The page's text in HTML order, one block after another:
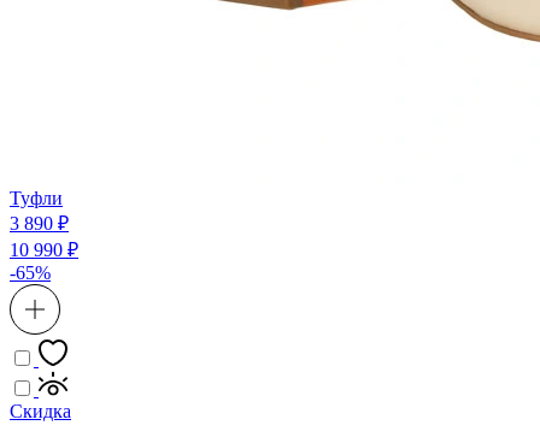
Туфли
3 890 ₽
10 990 ₽
-65%
Скидка